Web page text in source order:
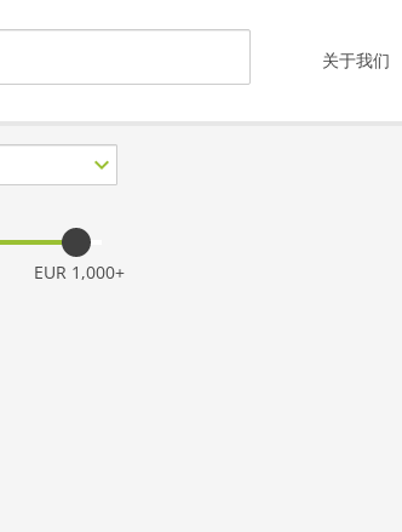
关于我们
EUR 1,000+